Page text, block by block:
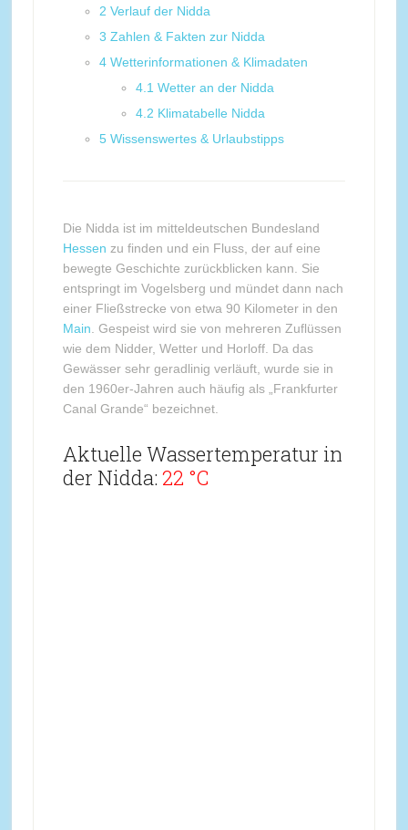
2 Verlauf der Nidda
3 Zahlen & Fakten zur Nidda
4 Wetterinformationen & Klimadaten
4.1 Wetter an der Nidda
4.2 Klimatabelle Nidda
5 Wissenswertes & Urlaubstipps
Die Nidda ist im mitteldeutschen Bundesland
Hessen zu finden und ein Fluss, der auf eine
bewegte Geschichte zurückblicken kann. Sie
entspringt im Vogelsberg und mündet dann nach
einer Fließstrecke von etwa 90 Kilometer in den
Main . Gespeist wird sie von mehreren Zuflüssen
wie dem Nidder, Wetter und Horloff. Da das
Gewässer sehr geradlinig verläuft, wurde sie in
den 1960er-Jahren auch häufig als „Frankfurter
Canal Grande“ bezeichnet.
Aktuelle Wassertemperatur in
der Nidda: 22 °C